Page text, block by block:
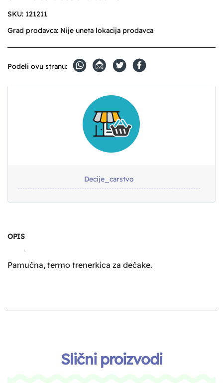
Decije_carstvo
SKU: 121211
Grad prodavca: Nije uneta lokacija prodavca
Podeli ovu stranu:
OPIS
Pamučna, termo trenerkica za dečake.
Slični proizvodi